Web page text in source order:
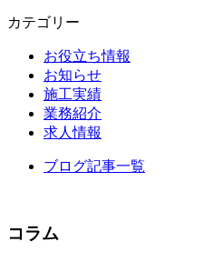
カテゴリー
お役立ち情報
お知らせ
施工実績
業務紹介
求人情報
ブログ記事一覧
コラム